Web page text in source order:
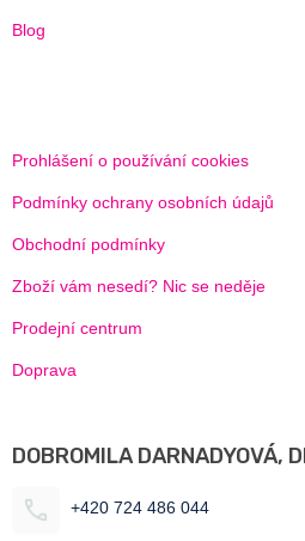
Blog
Prohlášení o používání cookies
Podmínky ochrany osobních údajů
Obchodní podmínky
Zboží vám nesedí? Nic se neděje
Prodejní centrum
Doprava
DOBROMILA DARNADYOVÁ,
+420 724 486 044